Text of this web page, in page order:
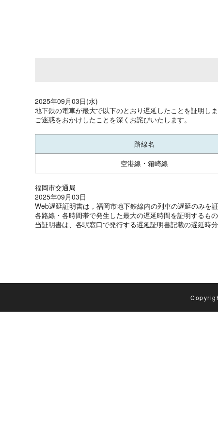
2025年09月03日(水)
地下鉄の電車が最大で以下のとおり遅延したことを証明しま
ご迷惑をおかけしたことを深くお詫びいたします。
路線名
空港線・箱崎線
福岡市交通局
2025年09月03日
Web遅延証明書は，福岡市地下鉄線内の列車の遅延のみを
各路線・各時間帯で発生した最大の遅延時間を証明するも
当証明書は、各駅窓口で発行する遅延証明書記載の遅延時